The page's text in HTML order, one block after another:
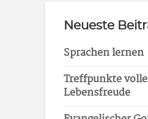
Neueste
Sprachen lernen
Treffpunkte
Lebensfreude